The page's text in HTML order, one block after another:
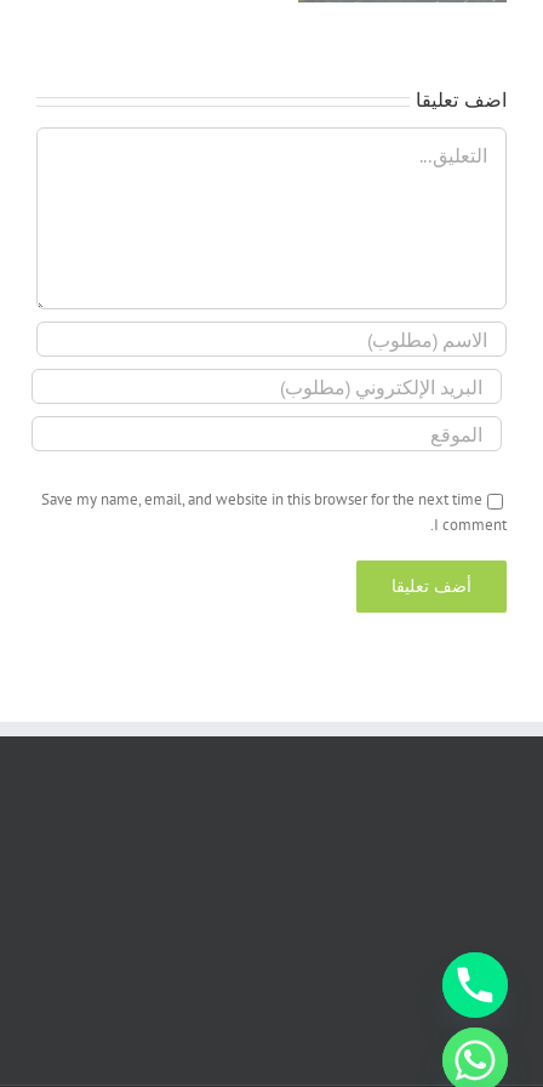
اضف تعليقا
تعليق
Save my name, email, and website in this browser for the next time
I comment.
chaty